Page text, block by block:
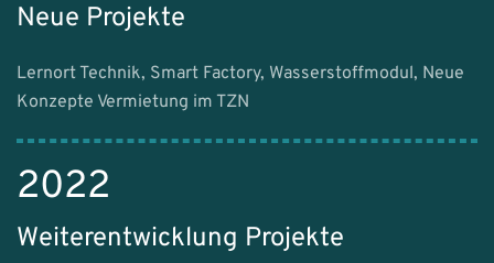
Neue Projekte
Lernort Technik, Smart Factory, Wasserstoffmodul, Neue
Konzepte Vermietung im TZN
2022
Weiterentwicklung Projekte